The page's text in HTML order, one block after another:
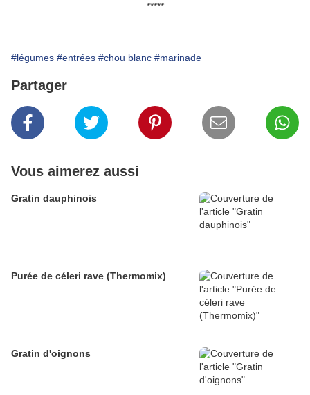
*****
#légumes #entrées #chou blanc #marinade
Partager
Vous aimerez aussi
Gratin dauphinois
Purée de céleri rave (Thermomix)
Gratin d'oignons